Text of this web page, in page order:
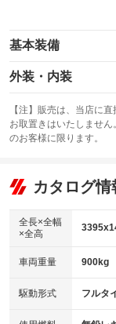
基本装備
エアバッグ：運転席
：装備あり
：装備なし
サンルーフ
：装備なし
リフトアップ
：装備なし
：装備なし
パワーウィンドウ
アイドリングストッ
：装備なし
USB入力端子
：装備なし
100V電源
外装・内装
カーナビ
：装備なし
TV
：装備なし
ビジュアル
：装備なし
：装備なし
革シート
キーレス
HID(キセノンライ
：装備なし
【注】販売は、当店に
お取置きはいたしませ
のお客様に限ります。
カタログ
全長×全幅
×全高
車両重量 900kg
駆動形式 フルタ